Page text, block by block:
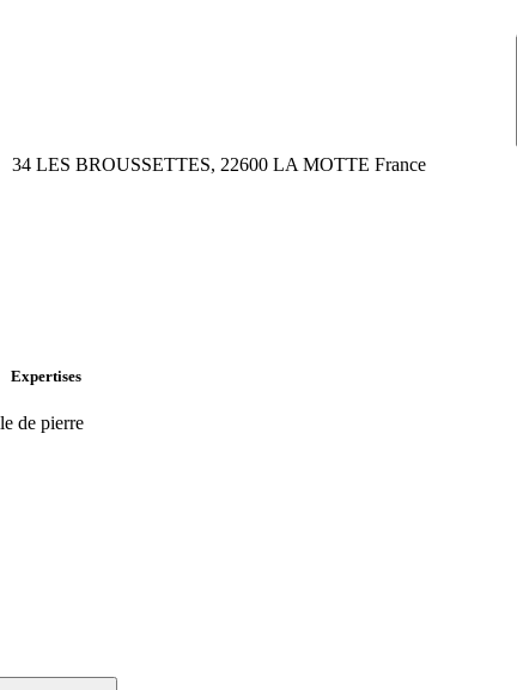
34 LES BROUSSETTES, 22600 LA MOTTE France
Expertises
de pierre